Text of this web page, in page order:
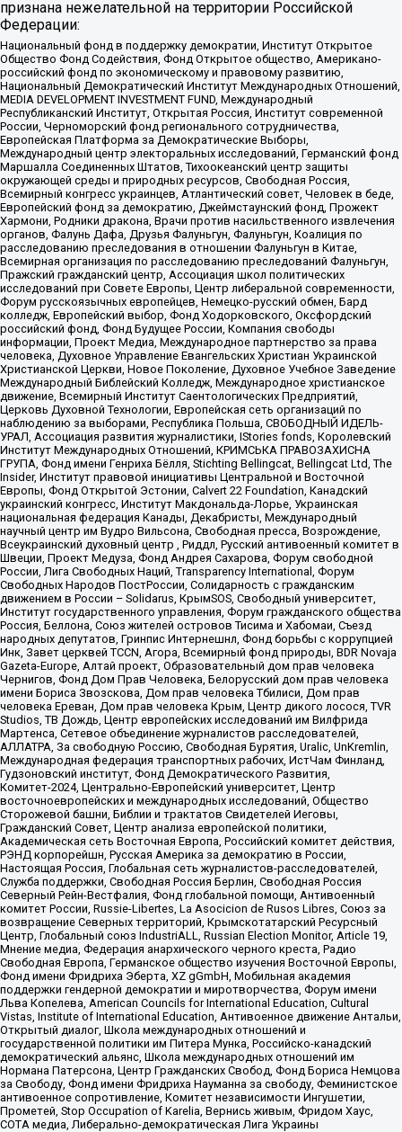
признана нежелательной на территории Российской
Федерации:
Национальный фонд в поддержку демократии, Институт Открытое
Общество Фонд Содействия, Фонд Открытое общество, Американо-
российский фонд по экономическому и правовому развитию,
Национальный Демократический Институт Международных Отношений,
MEDIA DEVELOPMENT INVESTMENT FUND, Международный
Республиканский Институт, Открытая Россия, Институт современной
России, Черноморский фонд регионального сотрудничества,
Европейская Платформа за Демократические Выборы,
Международный центр электоральных исследований, Германский фонд
Маршалла Соединенных Штатов, Тихоокеанский центр защиты
окружающей среды и природных ресурсов, Свободная Россия,
Всемирный конгресс украинцев, Атлантический совет, Человек в беде,
Европейский фонд за демократию, Джеймстаунский фонд, Прожект
Хармони, Родники дракона, Врачи против насильственного извлечения
органов, Фалунь Дафа, Друзья Фалуньгун, Фалуньгун, Коалиция по
расследованию преследования в отношении Фалуньгун в Китае,
Всемирная организация по расследованию преследований Фалуньгун,
Пражский гражданский центр, Ассоциация школ политических
исследований при Совете Европы, Центр либеральной современности,
Форум русскоязычных европейцев, Немецко-русский обмен, Бард
колледж, Европейский выбор, Фонд Ходорковского, Оксфордский
российский фонд, Фонд Будущее России, Компания свободы
информации, Проект Медиа, Международное партнерство за права
человека, Духовное Управление Евангельских Христиан Украинской
Христианской Церкви, Новое Поколение, Духовное Учебное Заведение
Международный Библейский Колледж, Международное христианское
движение, Всемирный Институт Саентологических Предприятий,
Церковь Духовной Технологии, Европейская сеть организаций по
наблюдению за выборами, Республика Польша, СВОБОДНЫЙ ИДЕЛЬ-
УРАЛ, Ассоциация развития журналистики, IStories fonds, Королевский
Институт Международных Отношений, КРИМСЬКА ПРАВОЗАХИСНА
ГРУПА, Фонд имени Генриха Бёлля, Stichting Bellingcat, Bellingcat Ltd, The
Insider, Институт правовой инициативы Центральной и Восточной
Европы, Фонд Открытой Эстонии, Calvert 22 Foundation, Канадский
украинский конгресс, Институт Макдональда-Лорье, Украинская
национальная федерация Канады, Декабристы, Международный
научный центр им Вудро Вильсона, Свободная пресса, Возрождение,
Всеукраинский духовный центр , Риддл, Русский антивоенный комитет в
Швеции, Проект Медуза, Фонд Андрея Сахарова, Форум свободной
России, Лига Свободных Наций, Transparеncy International, Форум
Свободных Народов ПостРоссии, Солидарность с гражданским
движением в России – Solidarus, КрымSOS, Свободный университет,
Институт государственного управления, Форум гражданского общества
Россия, Беллона, Союз жителей островов Тисима и Хабомаи, Съезд
народных депутатов, Гринпис Интернешнл, Фонд борьбы с коррупцией
Инк, Завет церквей TCCN, Агора, Всемирный фонд природы, BDR Novaja
Gazeta-Europe, Алтай проект, Образовательный дом прав человека
Чернигов, Фонд Дом Прав Человека, Белорусский дом прав человека
имени Бориса Звозскова, Дом прав человека Тбилиси, Дом прав
человека Ереван, Дом прав человека Крым, Центр дикого лосося, TVR
Studios, ТВ Дождь, Центр европейских исследований им Вилфрида
Мартенса, Сетевое объединение журналистов расследователей,
АЛЛАТРА, За свободную Россию, Свободная Бурятия, Uralic, UnKremlin,
Международная федерация транспортных рабочих, ИстЧам Финланд,
Гудзоновский институт, Фонд Демократического Развития,
Комитет-2024, Центрально-Европейский университет, Центр
восточноевропейских и международных исследований, Общество
Сторожевой башни, Библии и трактатов Свидетелей Иеговы,
Гражданский Совет, Центр анализа европейской политики,
Академическая сеть Восточная Европа, Российский комитет действия,
РЭНД корпорейшн, Русская Америка за демократию в России,
Настоящая Россия, Глобальная сеть журналистов-расследователей,
Служба поддержки, Свободная Россия Берлин, Свободная Россия
Северный Рейн-Вестфалия, Фонд глобальной помощи, Антивоенный
комитет России, Russie-Libertes, La Asocicion de Rusos Libres, Союз за
возвращение Северных территорий, Крымскотатарский Ресурсный
Центр, Глобальный союз IndustriALL, Russian Election Monitor, Article 19,
Мнение медиа, Федерация анархического черного креста, Радио
Свободная Европа, Германское общество изучения Восточной Европы,
Фонд имени Фридриха Эберта, XZ gGmbH, Мобильная академия
поддержки гендерной демократии и миротворчества, Форум имени
Льва Копелева, American Councils for International Education, Cultural
Vistas, Institute of International Education, Антивоенное движение Антальи,
Открытый диалог, Школа международных отношений и
государственной политики им Питера Мунка, Российско-канадский
демократический альянс, Школа международных отношений им
Нормана Патерсона, Центр Гражданских Свобод, Фонд Бориса Немцова
за Свободу, Фонд имени Фридриха Науманна за свободу, Феминистское
антивоенное сопротивление, Комитет независимости Ингушетии,
Прометей, Stop Occupation of Karelia, Вернись живым, Фридом Хаус,
СОТА медиа, Либерально-демократическая Лига Украины